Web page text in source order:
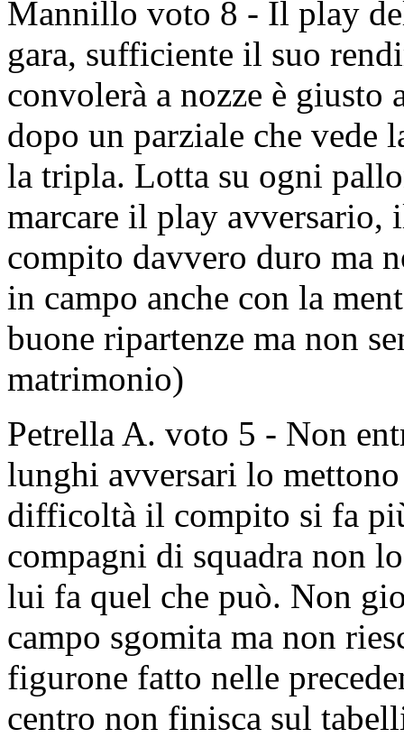
Mannillo voto 8 - Il play
gara, sufficiente il suo
convolerà a nozze è
dopo un parziale che vede
la tripla. Lotta su ogni
marcare il play
compito davvero duro ma
in campo anche con la
buone ripartenze ma non
matrimonio)
Petrella A. voto 5 - Non
lunghi avversari lo
difficoltà il compito si fa
compagni di squadra non
lui fa quel che può. Non
campo sgomita ma non
figurone fatto nelle
centro non finisca sul